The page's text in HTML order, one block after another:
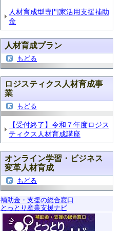
人材育成型専門家活用支援補助
金
人材育成プラン
もどる
ロジスティクス人材育成事
業
もどる
【受付終了】令和７年度ロジス
ティクス人材育成講座
オンライン学習・ビジネス
変革人材育成
もどる
補助金・支援の総合窓口
とっとり産業支援ナビ